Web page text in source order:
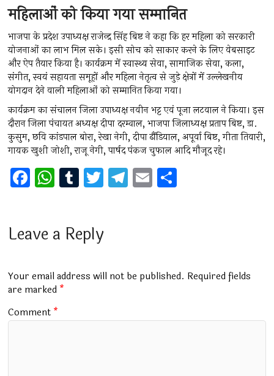
महिलाओं को किया गया सम्मानित
भाजपा के प्रदेश उपाध्यक्ष राजेन्द्र सिंह बिष्ट ने कहा कि हर महिला को सरकारी
योजनाओं का लाभ मिल सके। इसी सोच को साकार करने के लिए वेबसाइट
और ऐप तैयार किया है। कार्यक्रम में स्वास्थ्य सेवा, सामाजिक सेवा, कला,
संगीत, स्वयं सहायता समूहों और महिला नेतृत्व से जुड़े क्षेत्रों में उल्लेखनीय
योगदान देने वाली महिलाओं को सम्मानित किया गया।
कार्यक्रम का संचालन जिला उपाध्यक्ष नवीन भट्ट एवं पूजा लटवाल ने किया। इस
दौरान जिला पंचायत अध्यक्ष दीपा दरम्वाल, भाजपा जिलाध्यक्ष प्रताप बिष्ट, डा.
कुसुम, छवि कांडपाल बोरा, रेखा नेगी, दीपा ढौंडियाल, अपूर्वा बिष्ट, गीता तिवारी,
गायक खुशी जोशी, राजू नेगी, पार्षद पंकज चुफाल आदि मौजूद रहे।
F
a
b
o
k
W
h
s
p
p
T
u
bl
T
wi
er
T
el
m
E
m
Leave a Reply
Your email address will not be published. Required fields
are marked *
Comment *